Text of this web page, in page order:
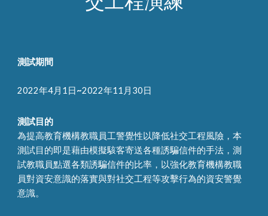
測試期間
2022年4月1日~2022年11月30日
測試目的
為提高教育機構教職員工警覺性以降低社交工程風險，本
測試目的即是藉由模擬駭客寄送各種誘騙信件的手法，測
試教職員點選各類誘騙信件的比率 ， 以強化教育機構教職
員對資安意識的落實與對社交工程等攻擊行為的資安警覺
意識。